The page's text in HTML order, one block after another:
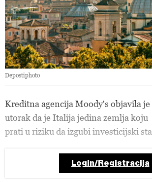
Depostiphoto
Kreditna agencija Moody's objavila je
utorak da je Italija jedina zemlja koju
prati u riziku da izgubi investicijski
Login/Registracija